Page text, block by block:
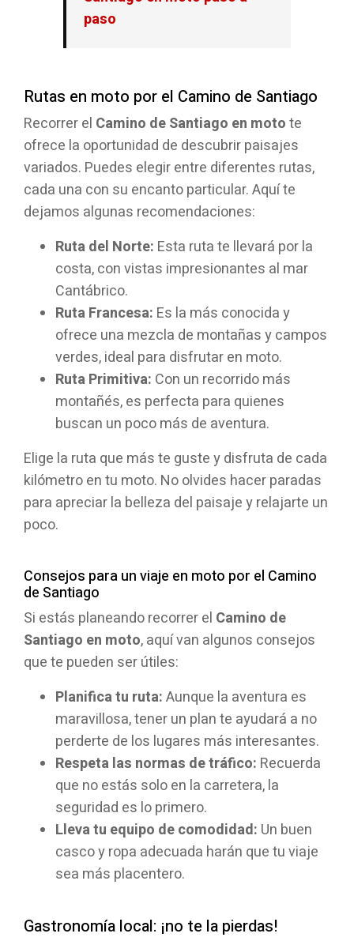
paso
Rutas en moto por el Camino de Santiago
Recorrer el Camino de Santiago en motote
ofrece la oportunidad de descubrir paisajes
variados. Puedes elegir entre diferentes rutas,
cada una con su encanto particular. Aquí te
dejamos algunas recomendaciones:
Ruta del Norte: Esta ruta te llevará por la
costa, con vistas impresionantes al mar
Cantábrico.
Ruta Francesa: Es la más conocida y
ofrece una mezcla de montañas y campos
verdes, ideal para disfrutar en moto.
Ruta Primitiva: Con un recorrido más
montañés, es perfecta para quienes
buscan un poco más de aventura.
Elige la ruta que más te guste y disfruta de cada
kilómetro en tu moto. No olvides hacer paradas
para apreciar la belleza del paisaje y relajarte un
poco.
Consejos para un viaje en moto por el Camino
de Santiago
Si estás planeando recorrer el Camino de
Santiago en moto, aquí van algunos consejos
que te pueden ser útiles:
Planifica tu ruta:Aunque la aventura es
maravillosa, tener un plan te ayudará a no
perderte de los lugares más interesantes.
Respeta las normas de tráfico: Recuerda
que no estás solo en la carretera, la
seguridad es lo primero.
Lleva tu equipo de comodidad: Un buen
casco y ropa adecuada harán que tu viaje
sea más placentero.
Gastronomía local: ¡no te la pierdas!